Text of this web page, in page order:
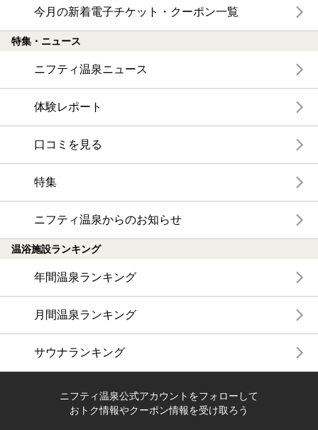
今月の新着電子チケット・クーポン一覧
特集・ニュース
ニフティ温泉ニュース
体験レポート
口コミを見る
特集
ニフティ温泉からのお知らせ
温浴施設ランキング
年間温泉ランキング
月間温泉ランキング
サウナランキング
ニフティ温泉公式アカウントをフォローして
おトク情報やクーポン情報を受け取ろう